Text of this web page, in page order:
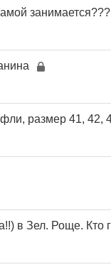
занимается???
размер 41, 42,
в Зел. Роще. Кто